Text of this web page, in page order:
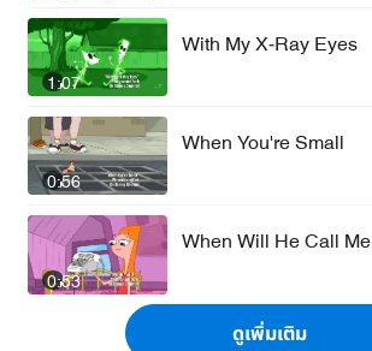
1:07
With My X-Ray Eyes
0:56
When You're Small
0:53
When Will He Call Me
ดูเพิ่มเติม